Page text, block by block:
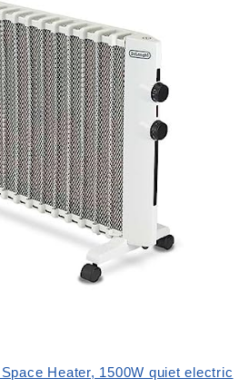
Heater, 1500W quiet electric